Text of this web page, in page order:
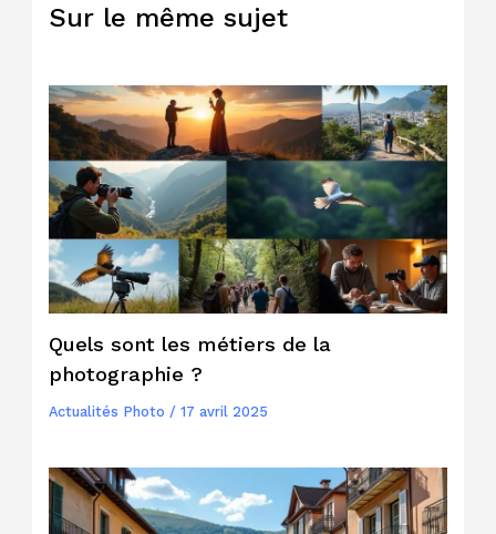
Sur le même sujet
Quels sont les métiers de la
photographie ?
Actualités Photo / 17 avril 2025